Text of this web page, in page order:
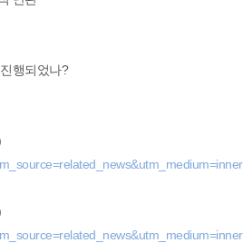
행되었나?